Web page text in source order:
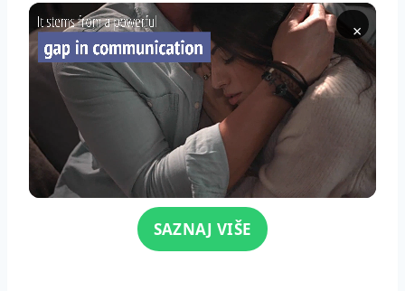
×
Click for soundSAZNAJ VIŠE